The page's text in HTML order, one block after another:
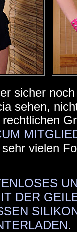
sicher
sehen,
vielen
DER
.